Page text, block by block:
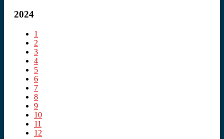
2024
1
2
3
4
5
6
7
8
9
10
11
12